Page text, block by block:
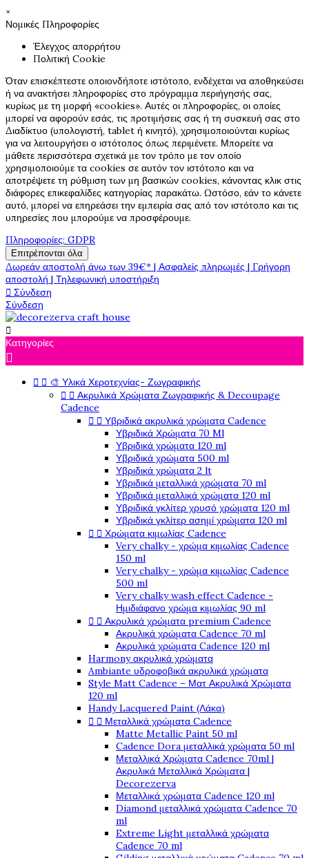
×
Νομικές Πληροφορίες
Έλεγχος απορρήτου
Πολιτική Cookie
Όταν επισκέπτεστε οποιονδήποτε ιστότοπο, ενδέχεται να αποθηκεύσει
ή να ανακτήσει πληροφορίες στο πρόγραμμα περιήγησής σας,
κυρίως με τη μορφή «cookies». Αυτές οι πληροφορίες, οι οποίες
μπορεί να αφορούν εσάς, τις προτιμήσεις σας ή τη συσκευή σας στο
Διαδίκτυο (υπολογιστή, tablet ή κινητό), χρησιμοποιούνται κυρίως
για να λειτουργήσει ο ιστότοπος όπως περιμένετε. Μπορείτε να
μάθετε περισσότερα σχετικά με τον τρόπο με τον οποίο
χρησιμοποιούμε τα cookies σε αυτόν τον ιστότοπο και να
αποτρέψετε τη ρύθμιση των μη βασικών cookies, κάνοντας κλικ στις
διάφορες επικεφαλίδες κατηγορίας παρακάτω. Ωστόσο, εάν το κάνετε
αυτό, μπορεί να επηρεάσει την εμπειρία σας από τον ιστότοπο και τις
υπηρεσίες που μπορούμε να προσφέρουμε.
Πληροφορίες: GDPR
Επιτρέπονται όλα
Δωρεάν αποστολή άνω των 39€* | Ασφαλείς πληρωμές | Γρήγορη
αποστολή | Τηλεφωνική υποστήριξη
 Σύνδεση
Σύνδεση

Κατηγορίες

  🎨 Υλικά Χεροτεχνίας- Ζωγραφικής
  Ακρυλικά Χρώματα Ζωγραφικής & Decoupage
Cadence
  Υβριδικά ακρυλικά χρώματα Cadence
Υβριδικά Χρώματα 70 Ml
Υβριδικά χρώματα 120 ml
Υβριδικά χρώματα 500 ml
Υβριδικά χρώματα 2 lt
Υβριδικά μεταλλικά χρώματα 70 ml
Υβριδικά μεταλλικά χρώματα 120 ml
Υβριδικά γκλίτερ χρυσό χρώματα 120 ml
Υβριδικά γκλίτερ ασημί χρώματα 120 ml
  Χρώματα κιμωλίας Cadence
Very chalky - χρώμα κιμωλίας Cadence
150 ml
Very chalky - χρώμα κιμωλίας Cadence
500 ml
Very chalky wash effect Cadence -
Ημιδιάφανο χρώμα κιμωλίας 90 ml
  Ακρυλικά χρώματα premium Cadence
Ακρυλικά χρώματα Cadence 70 ml
Ακρυλικά χρώματα Cadence 120 ml
Harmony ακρυλικά χρώματα
Ambiante υδροφοβικά ακρυλικά χρώματα
Style Matt Cadence – Ματ Ακρυλικά Χρώματα
120 ml
Handy Lacquered Paint (Λάκα)
  Μεταλλικά χρώματα Cadence
Matte Metallic Paint 50 ml
Cadence Dora μεταλλικά χρώματα 50 ml
Μεταλλικά Χρώματα Cadence 70ml |
Ακρυλικά Μεταλλικά Χρώματα |
Decorezerva
Μεταλλικά χρώματα Cadence 120 ml
Diamond μεταλλικά χρώματα Cadence 70
ml
Extreme Light μεταλλικά χρώματα
Cadence 70 ml